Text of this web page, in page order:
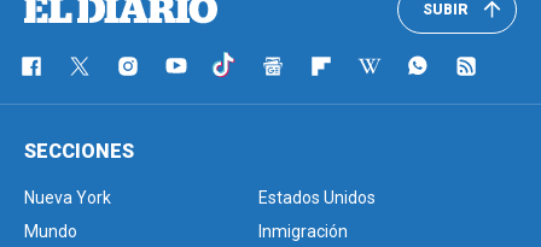
SUBIR
SECCIONES
Nueva York
Estados Unidos
Mundo
Inmigración